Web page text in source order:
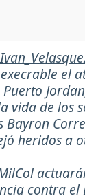
el
vida de los
Bayron
heridos a
contra el